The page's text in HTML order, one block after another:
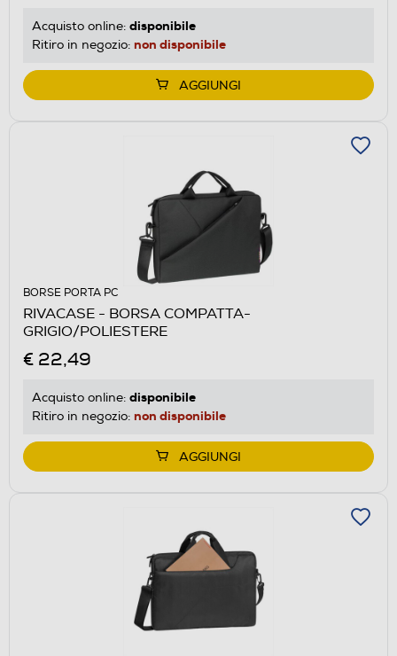
Acquisto online: disponibile
Ritiro in negozio: non disponibile
AGGIUNGI
BORSE PORTA PC
RIVACASE - BORSA COMPATTA-
GRIGIO/POLIESTERE
€ 22,49
Acquisto online: disponibile
Ritiro in negozio: non disponibile
AGGIUNGI